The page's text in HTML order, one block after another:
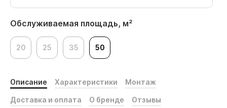
Обслуживаемая площадь, м²
20 25 35 50
Описание Характеристики Монтаж
Доставка и оплата О бренде Отзывы